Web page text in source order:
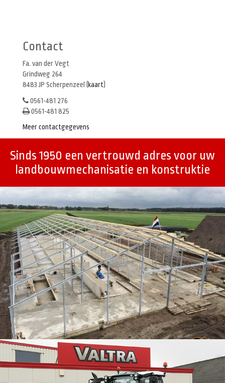
Contact
Fa. van der Vegt
Grindweg 264
8483 JP Scherpenzeel (
kaart
0561-481 276
0561-481 825
Meer contactgegevens
Sinds 1950 een vertrouwd adres voor uw
landbouwmechanisatie en konstruktie